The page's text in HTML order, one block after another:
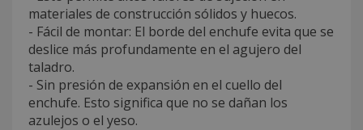
materiales de construcción sólidos y huecos.
- Fácil de montar: El borde del enchufe evita que se
deslice más profundamente en el agujero del
taladro.
- Sin presión de expansión en el cuello del
enchufe. Esto significa que no se dañan los
azulejos o el yeso.